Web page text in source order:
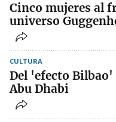
Cinco mujeres al
universo
CULTURA
Del 'efecto Bilbao'
Abu Dhabi